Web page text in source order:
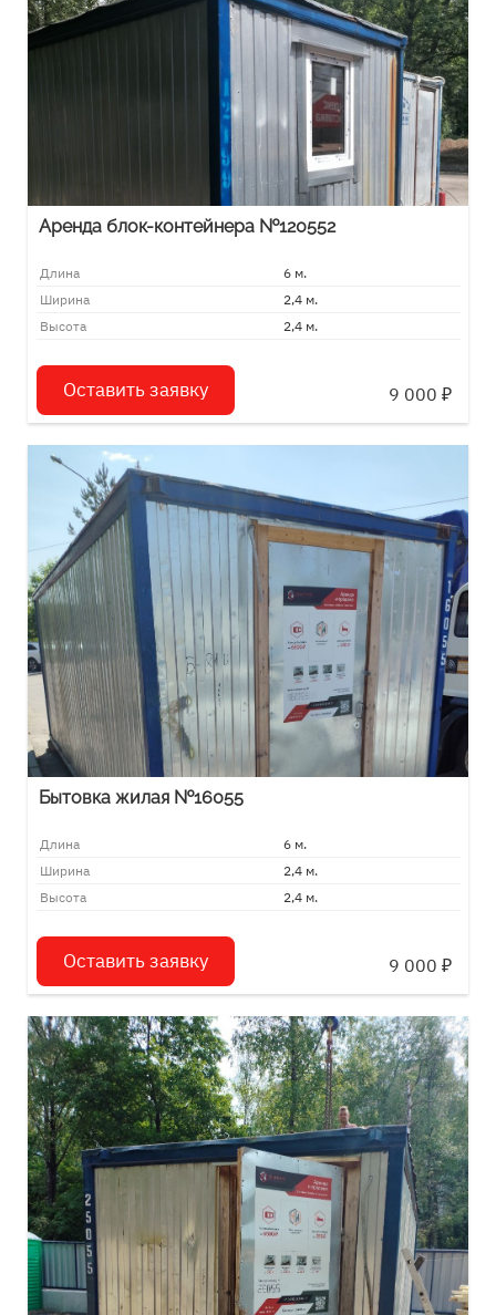
Аренда блок-контейнера №120552
Длина
6 м.
Ширина
2,4 м.
Высота
2,4 м.
Оставить заявку 9 000 ₽
Бытовка жилая №16055
Длина
6 м.
Ширина
2,4 м.
Высота
2,4 м.
Оставить заявку 9 000 ₽